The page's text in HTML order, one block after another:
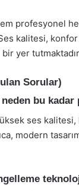
profesyonel
kalitesi, konfor
yer
Sorular)
neden bu
ses
modern